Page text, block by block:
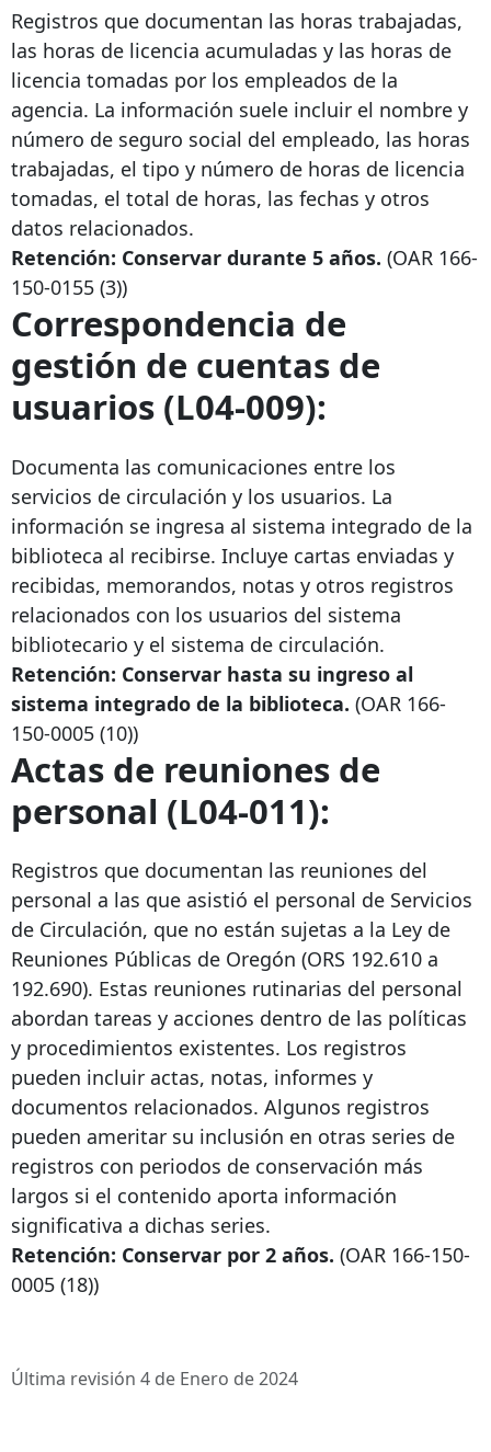
Registros que documentan las horas trabajadas,
las horas de licencia acumuladas y las horas de
licencia tomadas por los empleados de la
agencia. La información suele incluir el nombre y
número de seguro social del empleado, las horas
trabajadas, el tipo y número de horas de licencia
tomadas, el total de horas, las fechas y otros
datos relacionados.
Retención: Conservar durante 5 años. (OAR 166-
150-0155 (3))
Correspondencia de
gestión de cuentas de
usuarios (L04-009):
Documenta las comunicaciones entre los
servicios de circulación y los usuarios. La
información se ingresa al sistema integrado de la
biblioteca al recibirse. Incluye cartas enviadas y
recibidas, memorandos, notas y otros registros
relacionados con los usuarios del sistema
bibliotecario y el sistema de circulación.
Retención: Conservar hasta su ingreso al
sistema integrado de la biblioteca. (OAR 166-
150-0005 (10))
Actas de reuniones de
personal (L04-011):
Registros que documentan las reuniones del
personal a las que asistió el personal de Servicios
de Circulación, que no están sujetas a la Ley de
Reuniones Públicas de Oregón (ORS 192.610 a
192.690). Estas reuniones rutinarias del personal
abordan tareas y acciones dentro de las políticas
y procedimientos existentes. Los registros
pueden incluir actas, notas, informes y
documentos relacionados. Algunos registros
pueden ameritar su inclusión en otras series de
registros con periodos de conservación más
largos si el contenido aporta información
significativa a dichas series.
Retención: Conservar por 2 años. (OAR 166-150-
0005 (18))
Última revisión 4 de Enero de 2024